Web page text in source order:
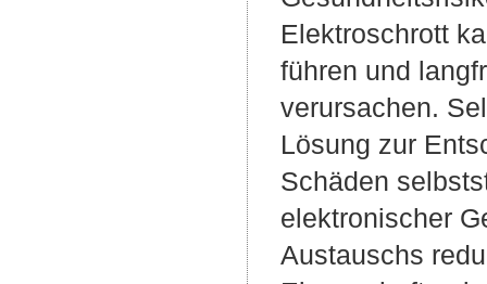
Elektroschrott
führen und
verursachen.
Lösung zur
Schäden
elektronischer
Austauschs